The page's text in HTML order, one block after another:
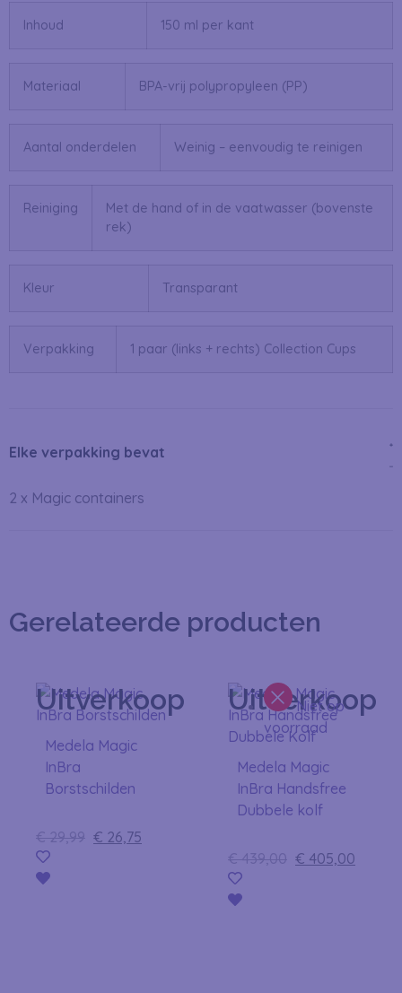
Inhoud 150 ml per kant
Materiaal BPA-vrij polypropyleen (PP)
Aantal onderdelen Weinig – eenvoudig te reinigen
Reiniging
Met de hand of in de vaatwasser (bovenste
rek)
Kleur Transparant
Verpakking 1 paar (links + rechts) Collection Cups
Elke verpakking bevat
2 x Magic containers
Gerelateerde producten
Uitverkoop
Medela Magic
InBra
Borstschilden
€29,99 € 26,75
Uitverkoop
Niet op
voorraad
Medela Magic
InBra Handsfree
Dubbele kolf
€439,00 € 405,00